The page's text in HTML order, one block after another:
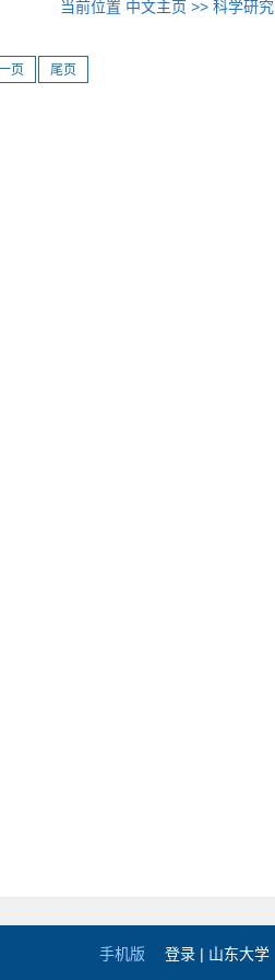
当前位置 中文主页 >>科学研究
页 尾页
手机版 登录 | 山东大学